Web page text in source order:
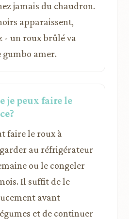
jamais du chaudron.
apparaissent,
- un roux brûlé va
amer.
je peux faire le
faire le roux à
au réfrigérateur
ou le congeler
Il suffit de le
avant
et de continuer